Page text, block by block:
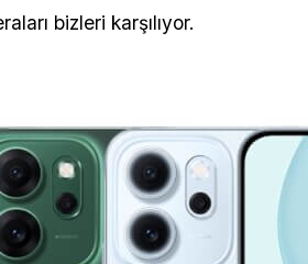
bizleri karşılıyor.